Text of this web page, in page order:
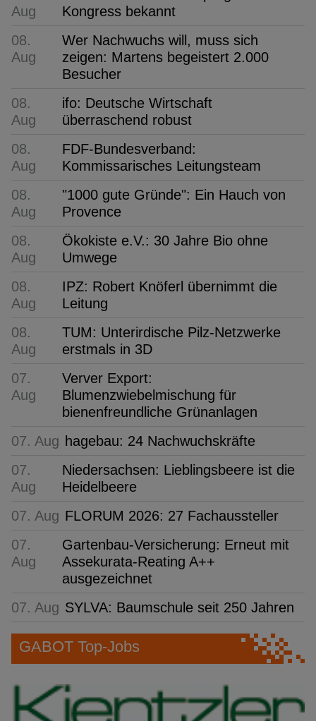
Aug
Kongress bekannt
08.
Aug
Wer Nachwuchs will, muss sich
zeigen: Martens begeistert 2.000
Besucher
08.
Aug
ifo: Deutsche Wirtschaft
überraschend robust
08.
Aug
FDF-Bundesverband:
Kommissarisches Leitungsteam
08.
Aug
"1000 gute Gründe": Ein Hauch von
Provence
08.
Aug
Ökokiste e.V.: 30 Jahre Bio ohne
Umwege
08.
Aug
IPZ: Robert Knöferl übernimmt die
Leitung
08.
Aug
TUM: Unterirdische Pilz-Netzwerke
erstmals in 3D
07.
Aug
Verver Export:
Blumenzwiebelmischung für
bienenfreundliche Grünanlagen
07. Aug hagebau: 24 Nachwuchskräfte
07.
Aug
Niedersachsen: Lieblingsbeere ist die
Heidelbeere
07. Aug FLORUM 2026: 27 Fachaussteller
07.
Aug
Gartenbau-Versicherung: Erneut mit
Assekurata-Reating A++
ausgezeichnet
07. Aug SYLVA: Baumschule seit 250 Jahren
GABOT Top-Jobs